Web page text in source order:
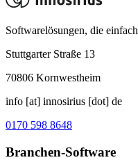
Softwarelösungen, die
Stuttgarter Straße 13
70806 Kornwestheim
info [at] innosirius [dot] de
0170 598 8648
Branchen-Software